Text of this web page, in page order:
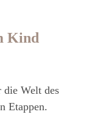
Kind
die Welt des
Etappen.